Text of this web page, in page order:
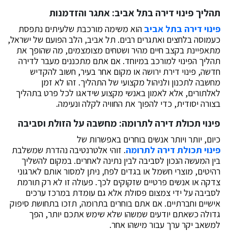
תהליך פינוי דירה בתל אביב: אתגר והזדמנות
פינוי דירה בתל אביבהוא משימה מורכבת שלעיתים נתפסת
כעמוסה בלחצים ואתגרים רבים. תל אביב, הלב הפועם של ישראל,
מתאפיינת בקצב חיים מהיר ושטחים מצומצמים, מה שהופך את
תהליך הפינוי למורכב במיוחד. אם אתם מתכננים מעבר לדירה
חדשה, פינוי דירת ירושה או מקום אחר בעיר, חשוב להקדיש
מחשבה לתכנון ולניהול מקצועי של התהליך. זהו לא זמן
לאלתורים, אלא לאמון באנשי מקצוע שידאגו לכל פרט בתהליך
בצורה יסודית, כדי להפוך את החוויה לקלה ונעימה.
פינוי תכולת דירה לתרומה: מחשבה על הזולת וסביבה
כיום, יותר ויותר אנשים בוחרים באפשרות של
פינוי תכולת דירה לתרומה. זוהי אלטרנטיבה נהדרת שמשלבת
בין המעשה הנכון לסביבה לבין נתינה לאחרים. במקום להשליך
רהיטים, מוצרי חשמל או בגדים לפח, ניתן למסור אותם לארגוני
צדקה או אנשים פרטיים שזקוקים לכך. פעולה זו לא רק תורמת
לסביבה על ידי צמצום פסולת אלא גם עומדת במרכז ערכים
אישיים וחברתיים. אם אתם בוחרים בתרומה, תזכו בתחושת סיפוק
גדולה כשאתם יודעים שמשהו שלא שימש אתכם יותר, הפך
למשאב יקר ערך עבור מישהו אחר.